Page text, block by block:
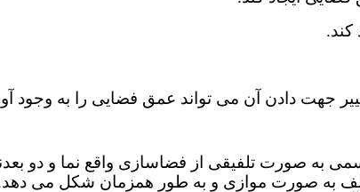
به صورت تلفیقی از فضاسازی واقع نما و دو
به صورت موازی و به طور همزمان شکل می